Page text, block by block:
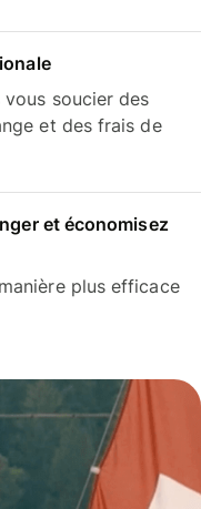
soucier des
et des frais de
et économisez
plus efficace